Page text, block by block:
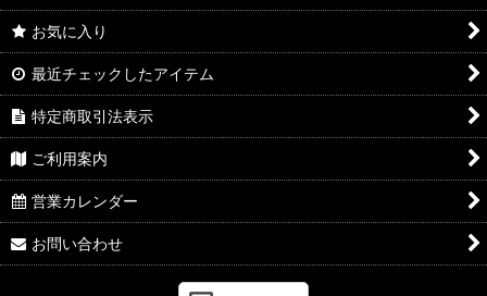
お気に入り
最近チェックしたアイテム
特定商取引法表示
ご利用案内
営業カレンダー
お問い合わせ